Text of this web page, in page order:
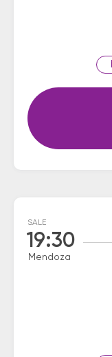
SALE
19:30
Mendoza